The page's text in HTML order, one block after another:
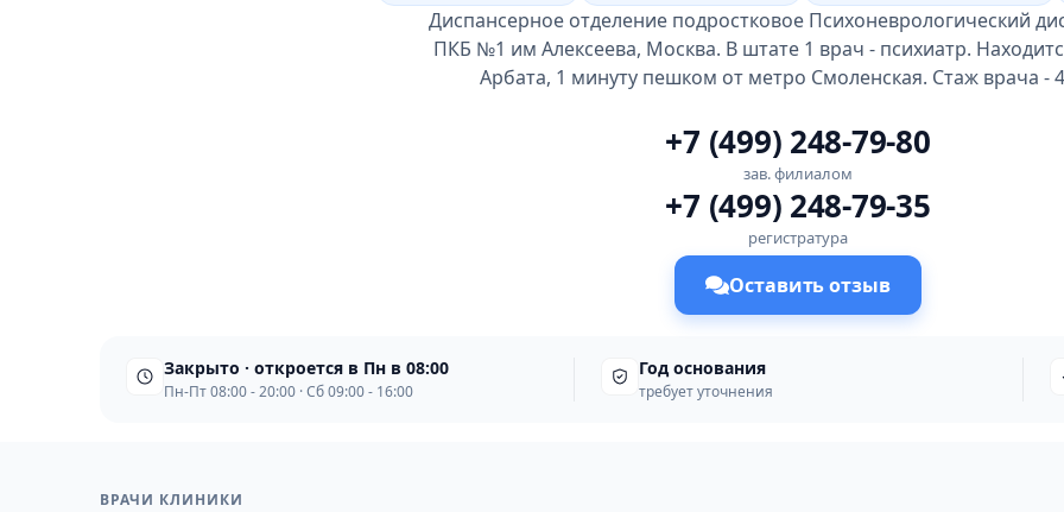
Диспансерное отделение подростковое Психоневрологический
ПКБ №1 им Алексеева, Москва. В штате 1 врач - психиатр.
Арбата, 1 минуту пешком от метро Смоленская. Стаж врача -
+7 (499) 248-79-80
зав. филиалом
+7 (499) 248-79-35
регистратура
Оставить отзыв
Закрыто · откроется в Пн в 08:00
Пн-Пт 08:00 - 20:00 · Сб 09:00 - 16:00
Год основания
требует уточнения
ВРАЧИ КЛИНИКИ